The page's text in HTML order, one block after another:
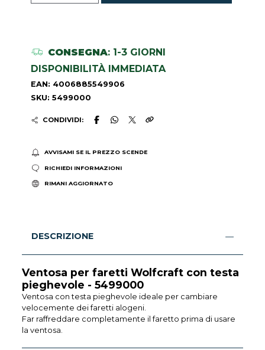
CONSEGNA: 1-3 GIORNI
DISPONIBILITÀ IMMEDIATA
EAN: 4006885549906
SKU: 5499000
CONDIVIDI:
AVVISAMI SE IL PREZZO SCENDE
RICHIEDI INFORMAZIONI
RIMANI AGGIORNATO
DESCRIZIONE
Ventosa per faretti Wolfcraft con testa
pieghevole - 5499000
Ventosa con testa pieghevole ideale per cambiare
velocemente dei faretti alogeni.
Far raffreddare completamente il faretto prima di usare
la ventosa.